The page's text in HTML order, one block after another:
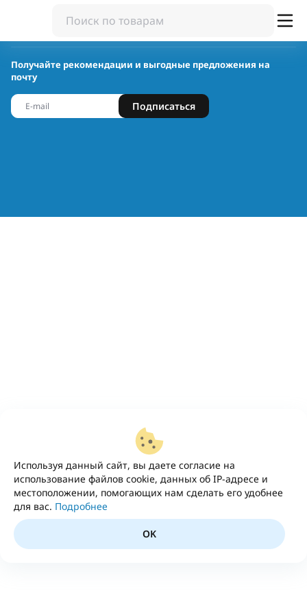
Используя данный сайт, вы даете согласие на
использование файлов cookie, данных об IP-адресе и
местоположении, помогающих нам сделать его удобнее
для вас. Подробнее
OK
Получайте рекомендации и выгодные предложения на
почту
Подписаться